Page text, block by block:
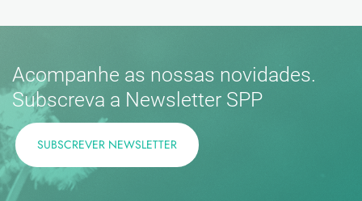
Acompanhe as nossas novidades.
Subscreva a Newsletter SPP
SUBSCREVER NEWSLETTER